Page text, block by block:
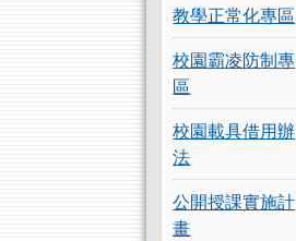
教學正常化專區
校園霸凌防制專
區
校園載具借用辦
法
公開授課實施計
畫